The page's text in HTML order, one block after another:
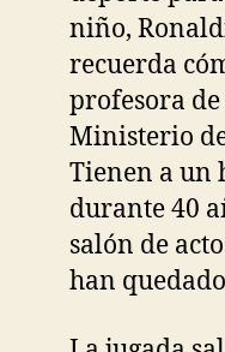
niño,
recuerda
profesora
Ministerio
Tienen a un
durante 40
salón de
han